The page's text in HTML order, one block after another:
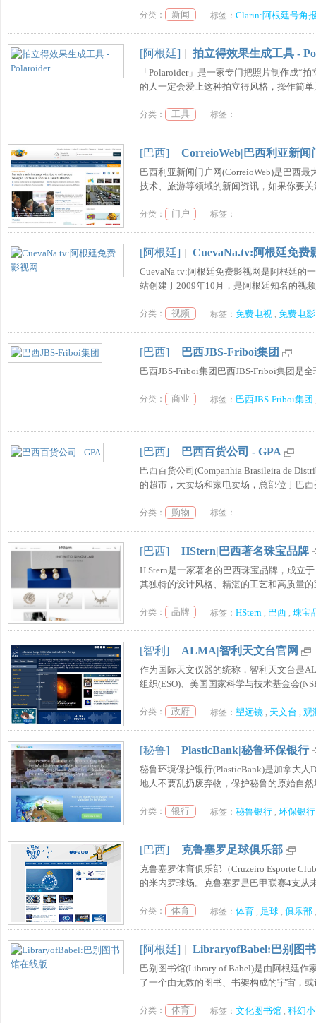
分类： 新闻 标签： Clarin:阿根廷号角
[阿根廷] | 拍立得效果生成工具 -
「Polaroider」是一家专门把照片制作成“
的人一定会爱上这种拍立得风格，操作简
分类： 工具 标签：
[巴西] | CorreioWeb|巴西利亚新闻
巴西利亚新闻门户网(CorreioWeb)是巴西
技术、旅游等领域的新闻资讯，如果你要
分类： 门户 标签：
[阿根廷] | CuevaNa.tv:阿根廷免费
CuevaNa tv:阿根廷免费影视网是阿根廷的
站创建于2009年10月，是阿根廷知名的视
分类： 视频 标签： 免费电视 , 免费电影
[巴西] | 巴西JBS-Friboi集团
巴西JBS-Friboi集团巴西JBS-Friboi集团是
分类： 商业 标签： 巴西JBS-Friboi集团
[巴西] | 巴西百货公司 - GPA
巴西百货公司(Companhia Brasileira de
的超市，大卖场和家电卖场，总部位于巴
分类： 购物 标签：
[巴西] | HStern|巴西著名珠宝品牌
H.Stern是一家著名的巴西珠宝品牌，成立
其独特的设计风格、精湛的工艺和高质量
分类： 品牌 标签： HStern , 巴西 , 珠宝
[智利] | ALMA|智利天文台官网
作为国际天文仪器的统称，智利天文台是
组织(ESO)、美国国家科学与技术基金会
分类： 政府 标签： 望远镜 , 天文台 , 观
[秘鲁] | PlasticBank|秘鲁环保银行
秘鲁环境保护银行(PlasticBank)是加拿大
地人不要乱扔废弃物，保护秘鲁的原始自
分类： 银行 标签： 秘鲁银行 , 环保银行
[巴西] | 克鲁塞罗足球俱乐部
克鲁塞罗体育俱乐部（Cruzeiro Esporte
的米内罗球场。克鲁塞罗是巴甲联赛4支从
分类： 体育 标签： 体育 , 足球 , 俱乐部 ,
[阿根廷] | LibraryofBabel:巴别图
巴别图书馆(Library of Babel)是由阿根廷
了一个由无数的图书、书架构成的宇宙，
分类： 体育 标签： 文化图书馆 , 科幻